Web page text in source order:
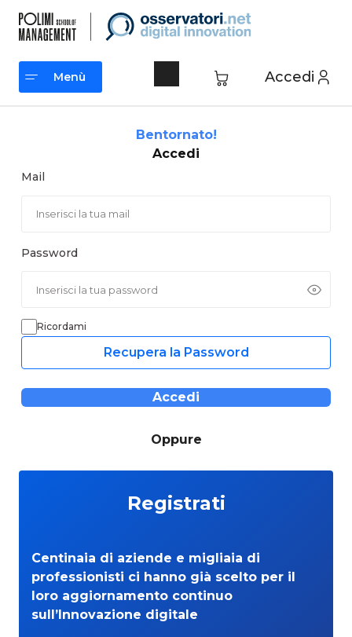
contenuto
Accedi
Menù
Bentornato!
Accedi
Mail
Password
Ricordami
Recupera la Password
Accedi
Oppure
Registrati
Centinaia di aziende e migliaia di
professionisti ci hanno già scelto per il
loro aggiornamento continuo
sull’Innovazione digitale